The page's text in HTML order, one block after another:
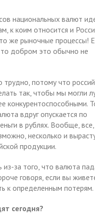
национальных валют
к коим относится и
же рыночные процессы!
то добром это обычно не
потому что
так, чтобы мы могли
конкурентоспособными.
вдруг опускается по
в рублях. Вообще,
несколько и
продукции.
за того, что валюта
говоря, если вы
к определенным потерям.
сегодня?